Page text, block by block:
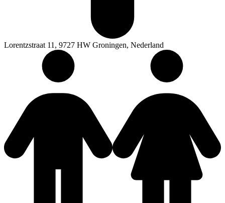
Lorentzstraat 11, 9727 HW Groningen, Nederland